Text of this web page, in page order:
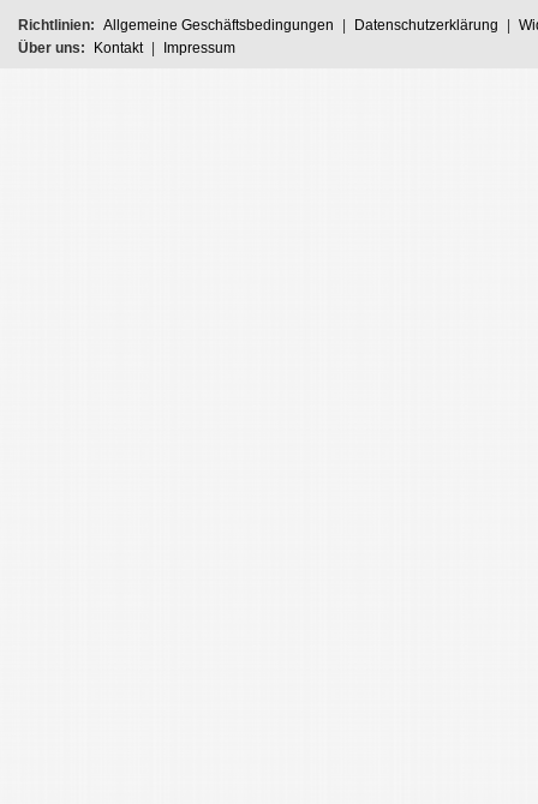
Richtlinien: Allgemeine Geschäftsbedingungen Datenschutzerklärung
Über uns:
Kontakt Impressum